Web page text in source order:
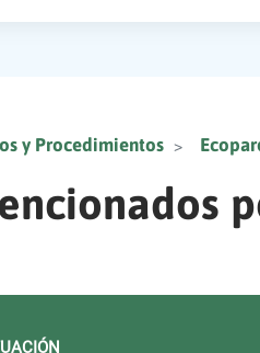
y Procedimientos